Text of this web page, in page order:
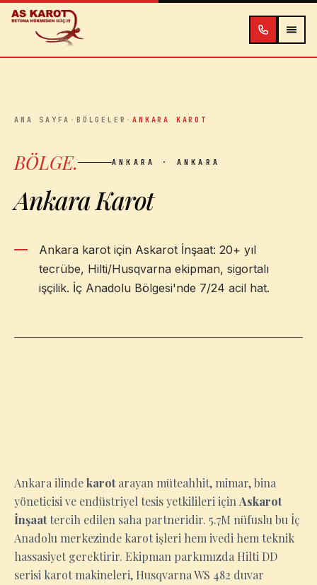
İçeriğe atla
ANA SAYFA ·BÖLGELER ·ANKARA KAROT
BÖLGE. ANKARA · ANKARA
Ankara Karot
Ankara karot için Askarot İnşaat: 20+ yıl
tecrübe, Hilti/Husqvarna ekipman, sigortalı
işçilik. İç Anadolu Bölgesi'nde 7/24 acil hat.
Ankara ilindekarotarayan müteahhit, mimar, bina
yöneticisi ve endüstriyel tesis yetkilileri için Askarot
İnşaattercih edilen saha partneridir. 5.7M nüfuslu bu İç
Anadolu merkezinde karot işleri hem ivedi hem teknik
hassasiyet gerektirir. Ekipman parkımızda Hilti DD
serisi karot makineleri, Husqvarna WS 482 duvar